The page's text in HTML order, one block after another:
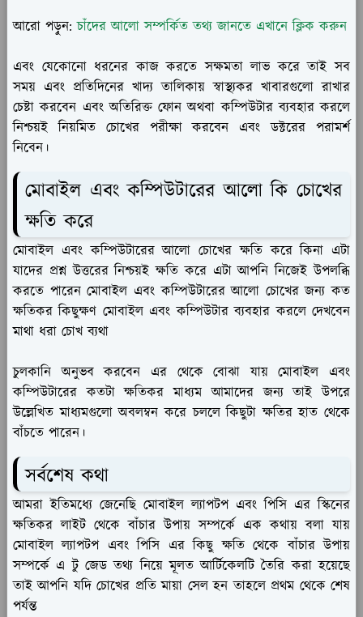
আরো পড়ুন:চাঁদের আলো সম্পর্কিত তথ্য জানতে এখানে ক্লিক করুন
এবং যেকোনো ধরনের কাজ করতে সক্ষমতা লাভ করে তাই সব
সময় এবং প্রতিদিনের খাদ্য তালিকায় স্বাস্থ্যকর খাবারগুলো রাখার
চেষ্টা করবেন এবং অতিরিক্ত ফোন অথবা কম্পিউটার ব্যবহার করলে
নিশ্চয়ই নিয়মিত চোখের পরীক্ষা করবেন এবং ডক্টরের পরামর্শ
নিবেন।
মোবাইল এবং কম্পিউটারের আলো কি চোখের
ক্ষতি করে
মোবাইল এবং কম্পিউটারের আলো চোখের ক্ষতি করে কিনা এটা
যাদের প্রশ্ন উত্তরের নিশ্চয়ই ক্ষতি করে এটা আপনি নিজেই উপলব্ধি
করতে পারেন মোবাইল এবং কম্পিউটারের আলো চোখের জন্য কত
ক্ষতিকর কিছুক্ষণ মোবাইল এবং কম্পিউটার ব্যবহার করলে দেখবেন
মাথা ধরা চোখ ব্যথা
চুলকানি অনুভব করবেন এর থেকে বোঝা যায় মোবাইল এবং
কম্পিউটারের কতটা ক্ষতিকর মাধ্যম আমাদের জন্য তাই উপরে
উল্লেখিত মাধ্যমগুলো অবলম্বন করে চললে কিছুটা ক্ষতির হাত থেকে
বাঁচতে পারেন।
সর্বশেষ কথা
আমরা ইতিমধ্যে জেনেছি মোবাইল ল্যাপটপ এবং পিসি এর স্কিনের
ক্ষতিকর লাইট থেকে বাঁচার উপায় সম্পর্কে এক কথায় বলা যায়
মোবাইল ল্যাপটপ এবং পিসি এর কিছু ক্ষতি থেকে বাঁচার উপায়
সম্পর্কে এ টু জেড তথ্য নিয়ে মূলত আর্টিকেলটি তৈরি করা হয়েছে
তাই আপনি যদি চোখের প্রতি মায়া সেল হন তাহলে প্রথম থেকে শেষ
পর্যন্ত